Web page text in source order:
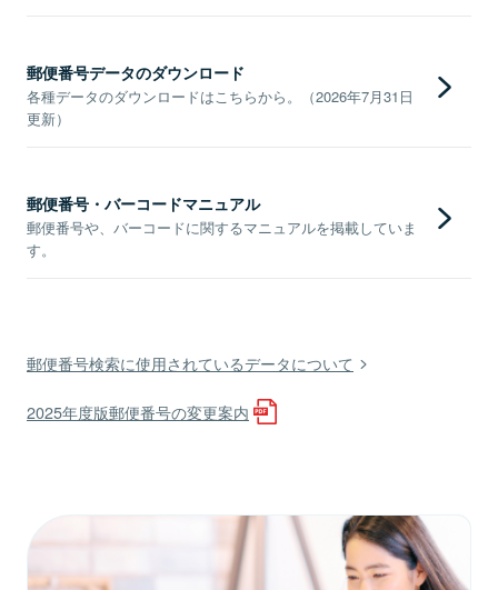
郵便番号データのダウンロード
各種データのダウンロードはこちらから。（2026年7月31日
更新）
郵便番号・バーコードマニュアル
郵便番号や、バーコードに関するマニュアルを掲載していま
す。
郵便番号検索に使用されているデータについて
2025年度版郵便番号の変更案内